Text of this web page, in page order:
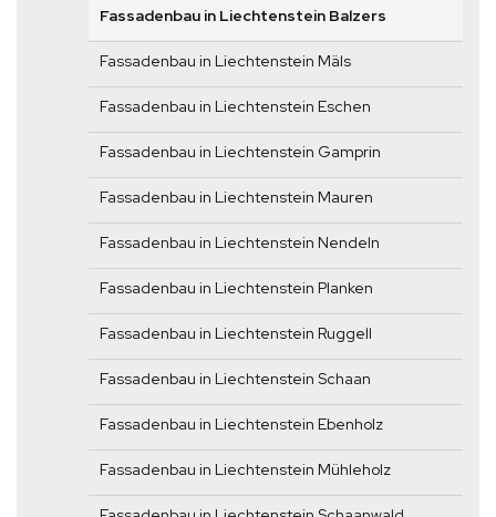
Fassadenbau in Liechtenstein Balzers
Fassadenbau in Liechtenstein Mäls
Fassadenbau in Liechtenstein Eschen
Fassadenbau in Liechtenstein Gamprin
Fassadenbau in Liechtenstein Mauren
Fassadenbau in Liechtenstein Nendeln
Fassadenbau in Liechtenstein Planken
Fassadenbau in Liechtenstein Ruggell
Fassadenbau in Liechtenstein Schaan
Fassadenbau in Liechtenstein Ebenholz
Fassadenbau in Liechtenstein Mühleholz